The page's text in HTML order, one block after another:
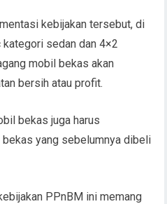
kebijakan tersebut, di
sedan dan 4×2
mobil bekas akan
bersih atau profit.
bekas juga harus
bekas yang sebelumnya dibeli
PPnBM ini memang